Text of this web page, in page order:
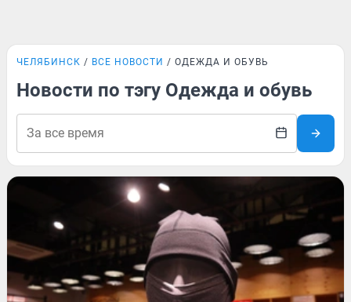
ЧЕЛЯБИНСК ВСЕ НОВОСТИ ОДЕЖДА И ОБУВЬ
Новости по тэгу Одежда и обувь